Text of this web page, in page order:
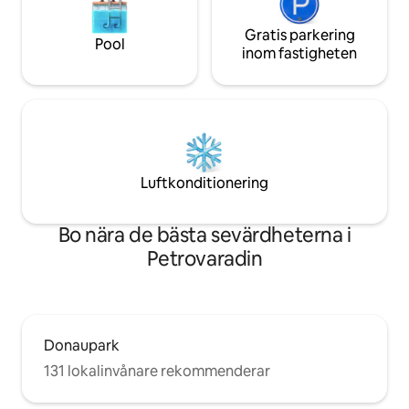
Pool
Gratis parkering
inom fastigheten
Luftkonditionering
Bo nära de bästa sevärdheterna i
Petrovaradin
Donaupark
131 lokalinvånare rekommenderar